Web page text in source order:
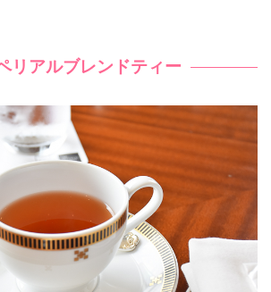
リアルブレンドティー